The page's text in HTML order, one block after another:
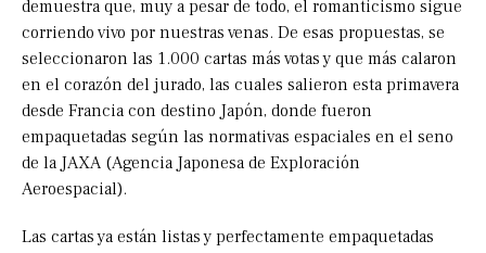
demuestra que, muy a pesar de todo, el romanticismo sigue
corriendo vivo por nuestras venas. De esas propuestas, se
seleccionaron las 1.000 cartas más votas y que más calaron
en el corazón del jurado, las cuales salieron esta primavera
desde Francia con destino Japón, donde fueron
empaquetadas según las normativas espaciales en el seno
de la JAXA (Agencia Japonesa de Exploración
Aeroespacial).
Las cartas ya están listas y perfectamente empaquetadas